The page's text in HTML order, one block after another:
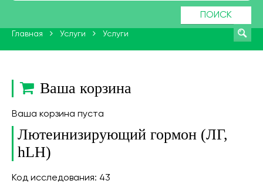
ПОИСК
Главная Услуги Услуги
Ваша корзина
Ваша корзина пуста
Лютеинизирующий гормон (ЛГ,
hLH)
Код исследования: 43